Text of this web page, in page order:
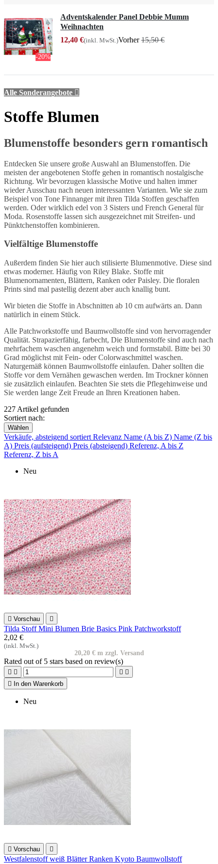
-20%
Adventskalender Panel Debbie Mumm
Weihnachten
12,40 €(inkl. MwSt.)Vorher15,50 €
Alle Sonderangebote 
Stoffe Blumen
Blumenstoffe besonders gern romantisch
Entdecken Sie unsere große Auswahl an Blumenstoffen. Die
meisten der angebotenen Stoffe gehen in romantisch nostalgische
Richtung. Wir bevorzugen klassische Motive und halten immer
wieder Ausschau nach neuen interessanten Varianten. Wie sie zum
Beispiel von Tone Finnanger mit ihren Tilda Stoffen geschaffen
werden. Oder wirklich edel von 3 Sisters und French General für
Moda. Rosenstoffe lassen sich ausgezeichnet mit Streifen- und
Pünktchenstoffen kombinieren.
Vielfältige Blumenstoffe
Außerdem finden Sie hier auch stilisierte Blumenmotive. Diese sind
etwas moderner. Häufig von Riley Blake. Stoffe mit
Blumenornamenten, Blättern, Ranken oder Paisley. Die floralen
Prints sind mal pastellig dezent aber auch knallig bunt.
Wir bieten die Stoffe in Abschnitten ab 10 cm aufwärts an. Dann
natürlich in einem Stück.
Alle Patchworkstoffe und Baumwollstoffe sind von hervorragender
Qualität. Strapazierfähig, farbecht, Die Blumenstoffe sind auch nach
mehrfachem waschen angenehm weich und formstabil. Bitte bei 30
Grad möglichst mit Fein- oder Colorwaschmittel waschen.
Naturgemäß können Baumwollstoffe einlaufen. Daher sollten die
Stoffe vor dem Vernähen gewaschen werden. Im Trockner können
sie zusätzlich einlaufen. Beachten Sie stets die Pflegehinweise und
Sie werden lange Zeit Freude an Ihren Kreationen haben.
227 Artikel gefunden
Sortiert nach:
Wählen
Verkäufe, absteigend sortiert Relevanz Name (A bis Z) Name (Z bis
A) Preis (aufsteigend) Preis (absteigend) Referenz, A bis Z
Referenz, Z bis A
Neu
 Vorschau 
Tilda Stoff Mini Blumen Brie Basics Pink Patchworkstoff
2,02 €
(inkl. MwSt.)
20,20 € m zzgl. Versand
Rated out of 5 stars based on review(s)
   

In den Warenkorb
Neu
 Vorschau 
Westfalenstoff weiß Blätter Ranken Kyoto Baumwollstoff